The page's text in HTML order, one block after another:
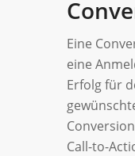
Eine
eine
Erfolg für
Call-to-